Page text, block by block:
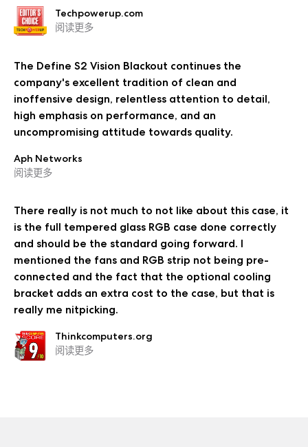
Techpowerup.com
阅读更多
The Define S2 Vision Blackout continues the
company's excellent tradition of clean and
inoffensive design, relentless attention to detail,
high emphasis on performance, and an
uncompromising attitude towards quality.
Aph Networks
阅读更多
There really is not much to not like about this case, it
is the full tempered glass RGB case done correctly
and should be the standard going forward. I
mentioned the fans and RGB strip not being pre-
connected and the fact that the optional cooling
bracket adds an extra cost to the case, but that is
really me nitpicking.
Thinkcomputers.org
阅读更多